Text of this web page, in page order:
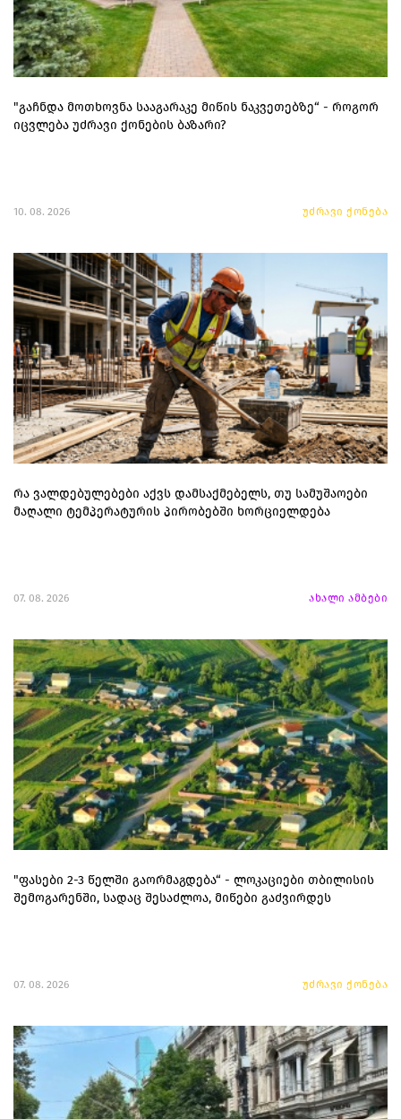
"გაჩნდა მოთხოვნა სააგარაკე მიწის ნაკვეთებზე“ - როგორ
იცვლება უძრავი ქონების ბაზარი?
10. 08. 2026 უძრავი ქონება
რა ვალდებულებები აქვს დამსაქმებელს, თუ სამუშაოები
მაღალი ტემპერატურის პირობებში ხორციელდება
07. 08. 2026 ახალი ამბები
"ფასები 2-3 წელში გაორმაგდება“ - ლოკაციები თბილისის
შემოგარენში, სადაც შესაძლოა, მიწები გაძვირდეს
07. 08. 2026 უძრავი ქონება